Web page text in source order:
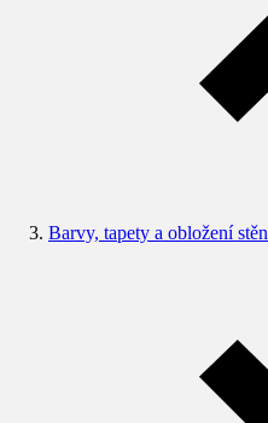
Barvy, tapety a obložení stěn